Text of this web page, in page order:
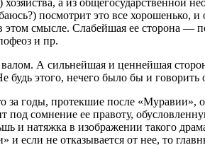
посмотрит это все хорошенько,
смысле. Слабейшая ее сторона —
и пр.
А сильнейшая и ценнейшая
этого, нечего было бы и
годы, протекшие после «Муравии»,
под сомнение ее правоту,
и натяжка в изображении такого
если не отказывается от нее, то